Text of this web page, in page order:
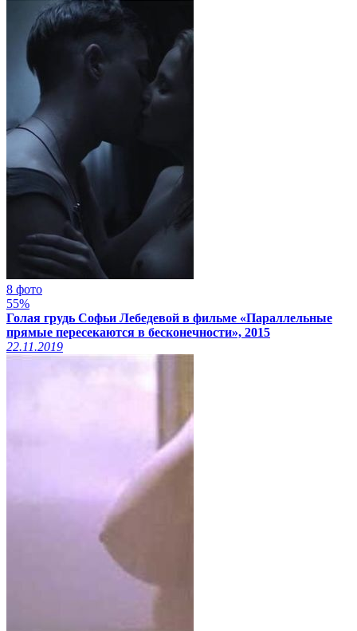
8 фото
55%
Голая грудь Софьи Лебедевой в фильме «Параллельные
прямые пересекаются в бесконечности», 2015
22.11.2019